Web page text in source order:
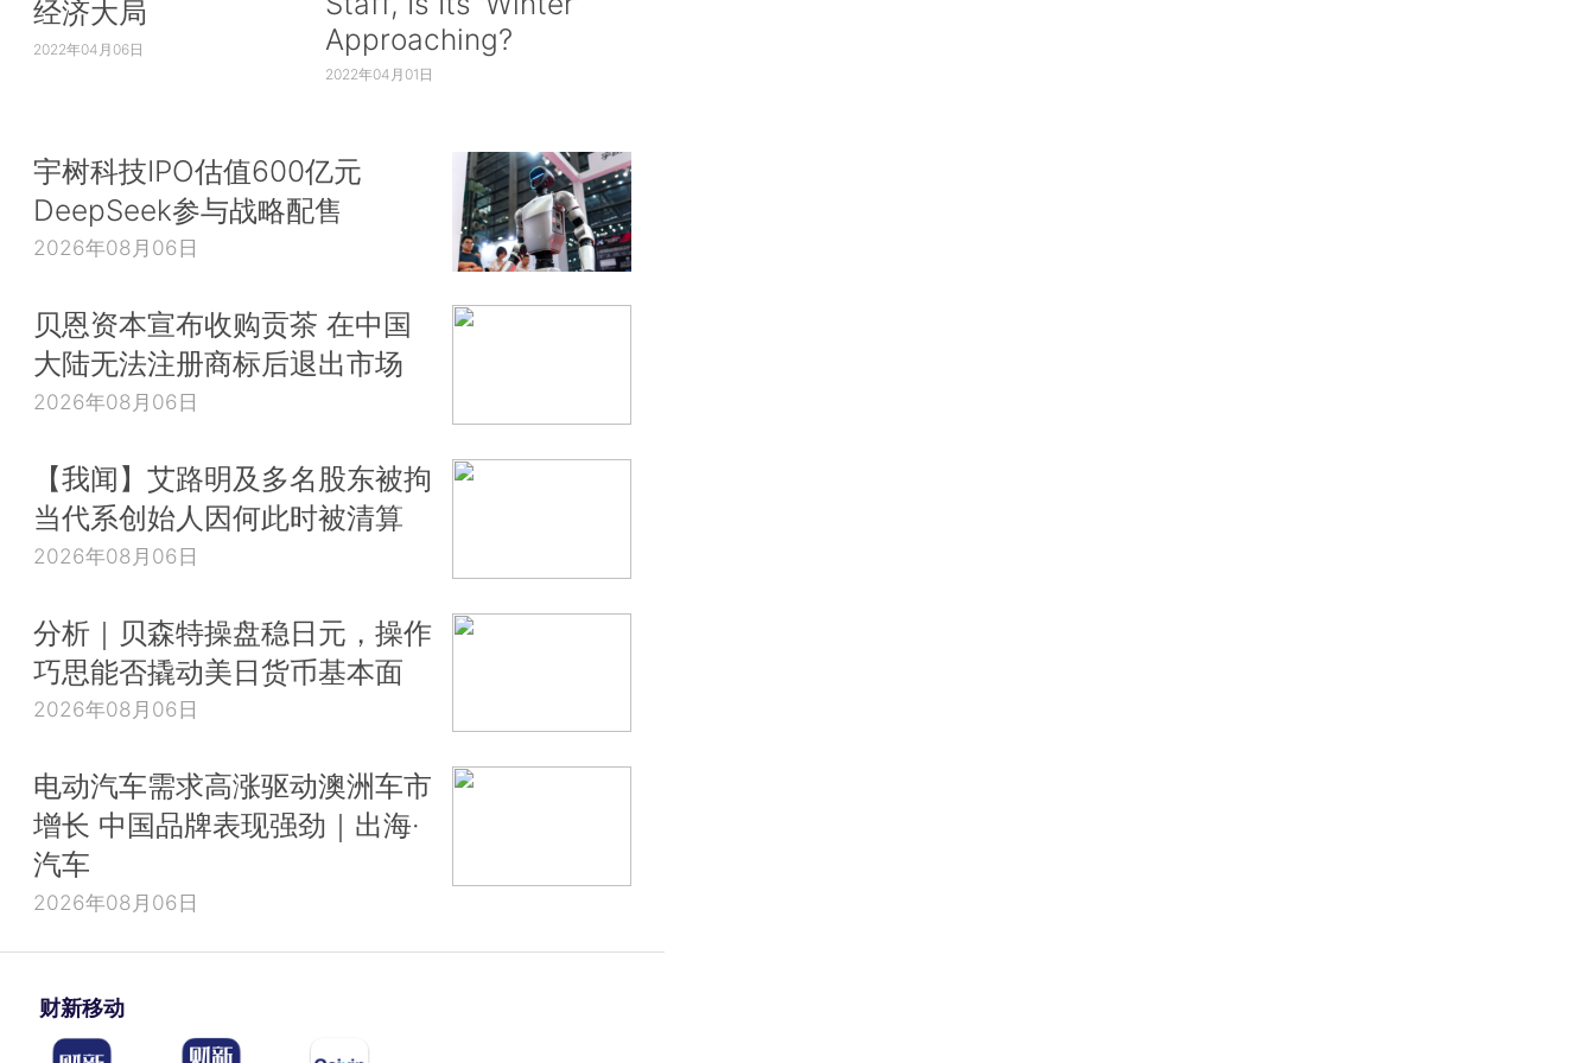
经济大局
2022年04月06日
Approaching?
2022年04月01日
宇树科技IPO估值600亿元
DeepSeek参与战略配售
2026年08月06日
贝恩资本宣布收购贡茶 在中国
大陆无法注册商标后退出市场
2026年08月06日
【我闻】艾路明及多名股东被拘
当代系创始人因何此时被清算
2026年08月06日
分析｜贝森特操盘稳日元，操作
巧思能否撬动美日货币基本面
2026年08月06日
电动汽车需求高涨驱动澳洲车市
增长 中国品牌表现强劲｜出海·
汽车
2026年08月06日
财新移动